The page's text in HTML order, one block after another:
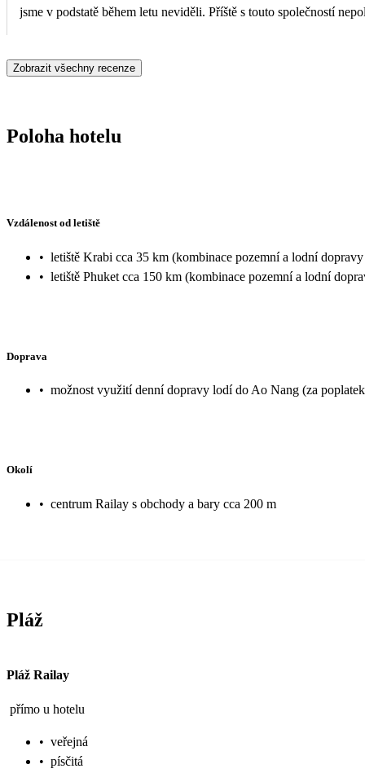
jsme v podstatě během letu neviděli. Příště s touto společností
Zobrazit všechny recenze
Poloha hotelu
Vzdálenost od letiště
• letiště Krabi cca 35 km (kombinace pozemní a lodní
• letiště Phuket cca 150 km (kombinace pozemní a lodní
Doprava
• možnost využití denní dopravy lodí do Ao Nang (za
Okolí
• centrum Railay s obchody a bary cca 200 m
Pláž
Pláž Railay
přímo u hotelu
• veřejná
• písčitá